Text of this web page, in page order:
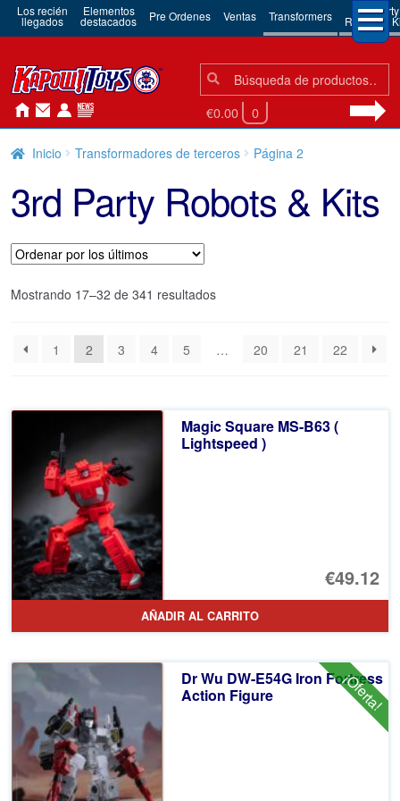
Los recién
llegados
Elementos
destacados Pre Ordenes Ventas Transformers 3rd Party
Robots &
Búsqueda:
Búsqueda
€0.00 0
Inicio Transformadores de terceros Página 2
3rd Party Robots & Kits
Mostrando 17–32 de 341 resultadosOrdenado
últimos
1 2 3 4 5 … 20 21 22
Magic Square MS-B63 (
Lightspeed )
€49.12
AÑADIR AL CARRITO
¡Oferta!
Dr Wu DW-E54G Iron Fortress
Action Figure